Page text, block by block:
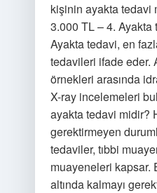
kişinin ayakta tedavi
3.000 TL – 4.
Ayakta tedavi, en
tedavileri ifade eder.
örnekleri arasında
X-ray incelemeleri
ayakta tedavi midir?
gerektirmeyen
tedaviler, tıbbi
muayeneleri kapsar.
altında kalmayı